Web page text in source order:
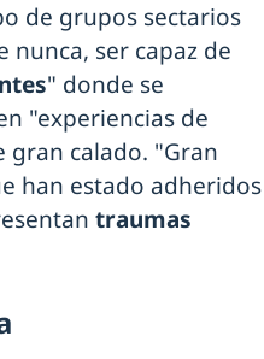
de grupos sectarios
nunca, ser capaz de
" donde se
"experiencias de
gran calado. "Gran
han estado adheridos
traumas